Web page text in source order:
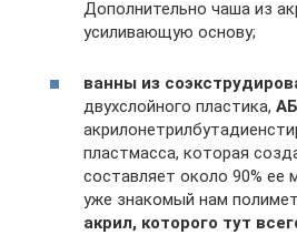
Дополнительно чаша из
усиливающую основу;
ванны из
двухслойного пластика,
пластмасса, которая
составляет около 90%
уже знакомый нам
акрил, которого тут